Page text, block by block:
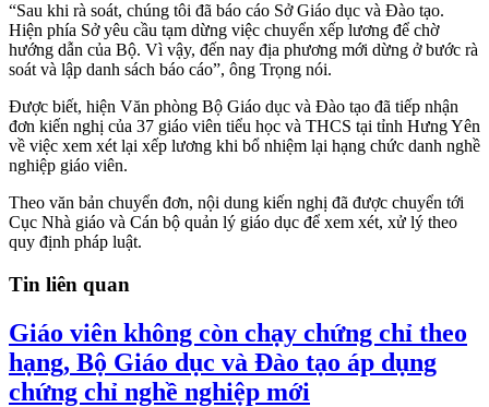
“Sau khi rà soát, chúng tôi đã báo cáo Sở Giáo dục và Đào tạo.
Hiện phía Sở yêu cầu tạm dừng việc chuyển xếp lương để chờ
hướng dẫn của Bộ. Vì vậy, đến nay địa phương mới dừng ở bước rà
soát và lập danh sách báo cáo”, ông Trọng nói.
Được biết, hiện Văn phòng Bộ Giáo dục và Đào tạo đã tiếp nhận
đơn kiến nghị của 37 giáo viên tiểu học và THCS tại tỉnh Hưng Yên
về việc xem xét lại xếp lương khi bổ nhiệm lại hạng chức danh nghề
nghiệp giáo viên.
Theo văn bản chuyển đơn, nội dung kiến nghị đã được chuyển tới
Cục Nhà giáo và Cán bộ quản lý giáo dục để xem xét, xử lý theo
quy định pháp luật.
Tin liên quan
Giáo viên không còn chạy chứng chỉ theo
hạng, Bộ Giáo dục và Đào tạo áp dụng
chứng chỉ nghề nghiệp mới